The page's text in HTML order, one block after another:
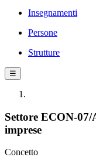
Insegnamenti
Persone
Strutture
☰
Settore ECON-07/
imprese
Concetto